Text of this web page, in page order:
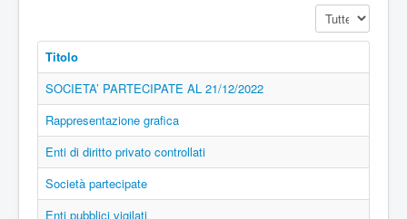
Visualizza n.
Titolo
SOCIETA’ PARTECIPATE AL 21/12/2022
Rappresentazione grafica
Enti di diritto privato controllati
Società partecipate
Enti pubblici vigilati